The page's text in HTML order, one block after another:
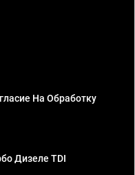
На Обработку
Дизеле TDI